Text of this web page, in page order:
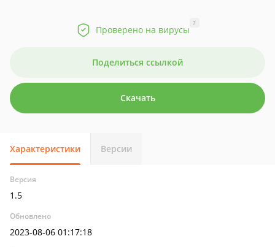
Проверено на вирусы
?
Поделиться ссылкой
Скачать
Характеристики Версии
Версия
1.5
Обновлено
2023-08-06 01:17:18